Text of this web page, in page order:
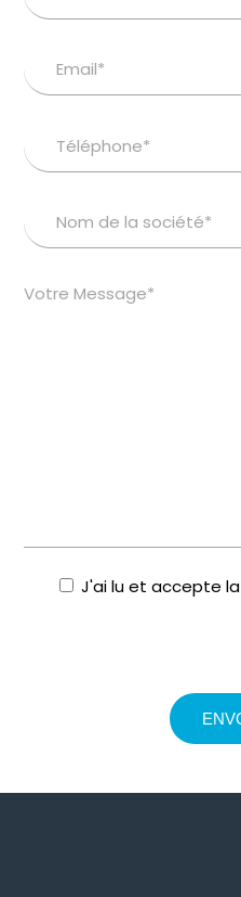
J'ai lu et accepte la